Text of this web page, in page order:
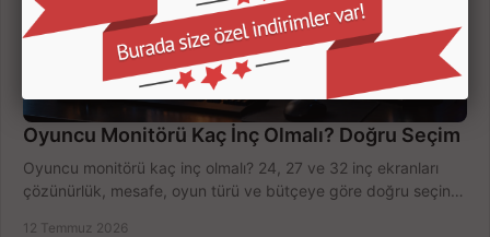
Oyuncu Monitörü Kaç İnç Olmalı? Doğru Seçim
Oyuncu monitörü kaç inç olmalı? 24, 27 ve 32 inç ekranları
çözünürlük, mesafe, oyun türü ve bütçeye göre doğru seçin,
12 Temmuz 2026